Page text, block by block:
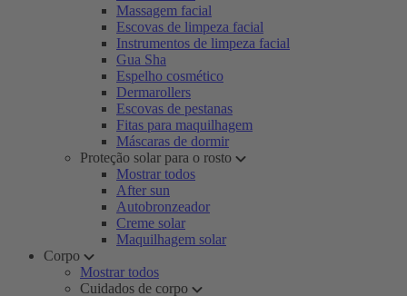
Massagem facial
Escovas de limpeza facial
Instrumentos de limpeza facial
Gua Sha
Espelho cosmético
Dermarollers
Escovas de pestanas
Fitas para maquilhagem
Máscaras de dormir
Proteção solar para o rosto
Mostrar todos
After sun
Autobronzeador
Creme solar
Maquilhagem solar
Corpo
Mostrar todos
Cuidados de corpo